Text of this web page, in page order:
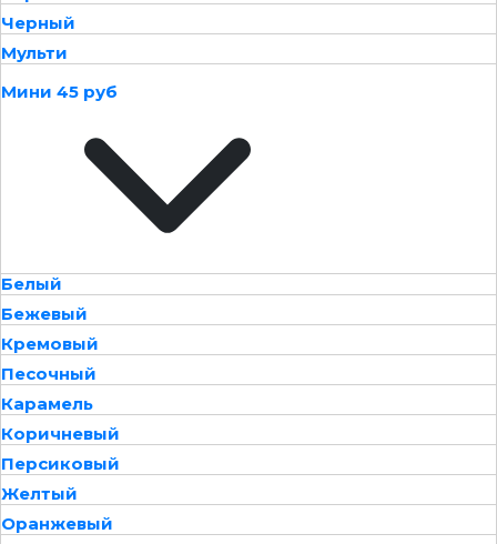
Черный
Мульти
Мини 45 руб
Белый
Бежевый
Кремовый
Песочный
Карамель
Коричневый
Персиковый
Желтый
Оранжевый